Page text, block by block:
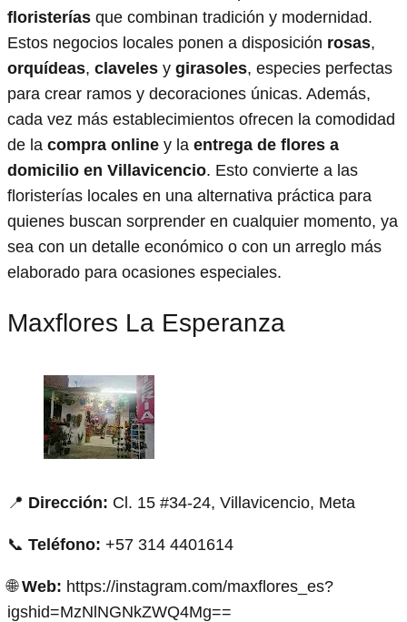
floristerías que combinan tradición y modernidad.
Estos negocios locales ponen a disposición rosas,
orquídeas, claveles y girasoles, especies perfectas
para crear ramos y decoraciones únicas. Además,
cada vez más establecimientos ofrecen la comodidad
de la compra online y la entrega de flores a
domicilio en Villavicencio. Esto convierte a las
floristerías locales en una alternativa práctica para
quienes buscan sorprender en cualquier momento, ya
sea con un detalle económico o con un arreglo más
elaborado para ocasiones especiales.
Maxflores La Esperanza
📍 Dirección: Cl. 15 #34-24, Villavicencio, Meta
📞 Teléfono: +57 314 4401614
🌐Web: https://instagram.com/maxflores_es?
igshid=MzNlNGNkZWQ4Mg==